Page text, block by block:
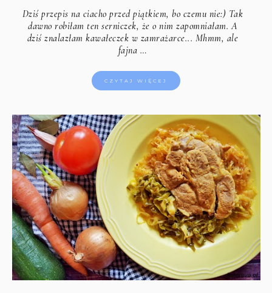
Dziś przepis na ciacho przed piątkiem, bo czemu nie:) Tak
dawno robiłam ten serniczek, że o nim zapomniałam. A
dziś znalazłam kawałeczek w zamrażarce... Mhmm, ale
fajna …
CZYTAJ WIĘCEJ